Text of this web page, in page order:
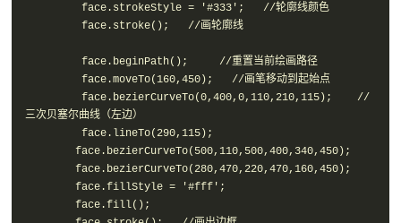
face.strokeStyle = '#333';   //轮廓线颜色
face.stroke();   //画轮廓线
face.beginPath();     //重置当前绘画路径
face.moveTo(160,450);   //画笔移动到起始点
face.bezierCurveTo(0,400,0,110,210,115);    //
三次贝塞尔曲线（左边）
face.lineTo(290,115);
face.bezierCurveTo(500,110,500,400,340,450);
face.bezierCurveTo(280,470,220,470,160,450);
face.fillStyle = '#fff';
face.fill();